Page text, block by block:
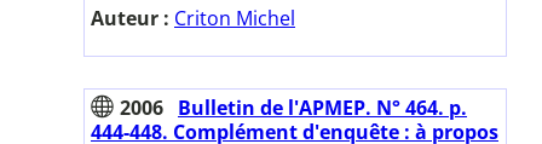
Auteur : Criton Michel
2006 Bulletin de l'APMEP. N° 464. p.
444-448. Complément d'enquête : à propos